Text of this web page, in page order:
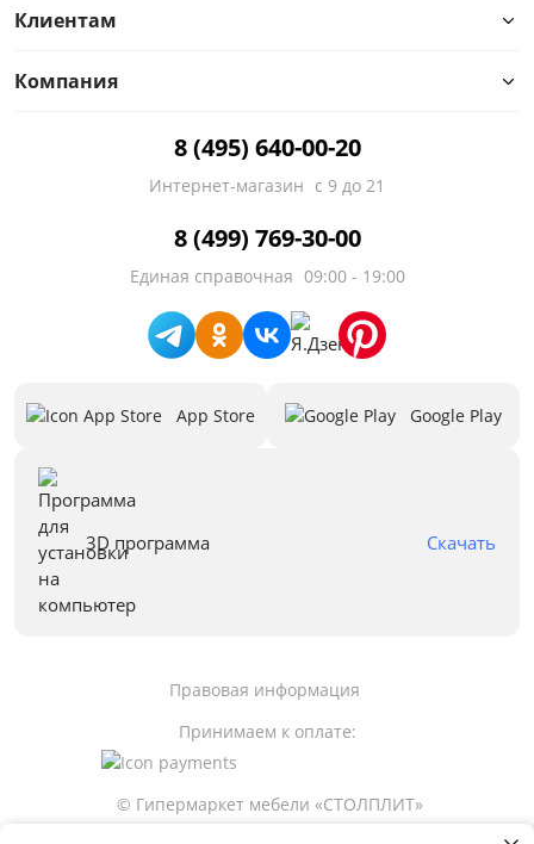
Клиентам
Компания
8 (495) 640-00-20
Интернет-магазин с 9 до 21
8 (499) 769-30-00
Единая справочная 09:00 - 19:00
App Store Google Play
3D программа Скачать
© Гипермаркет мебели «СТОЛПЛИТ»
Принимаем к оплате:
Правовая информация